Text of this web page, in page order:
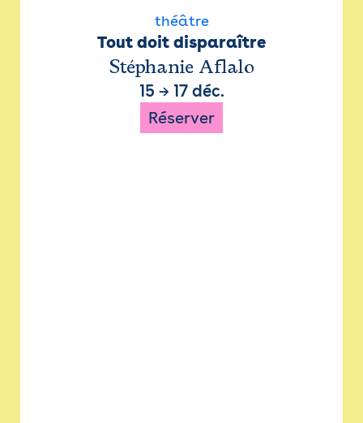
théâtre
Tout doit disparaître
Stéphanie Aflalo
15 → 17 déc.
Réserver